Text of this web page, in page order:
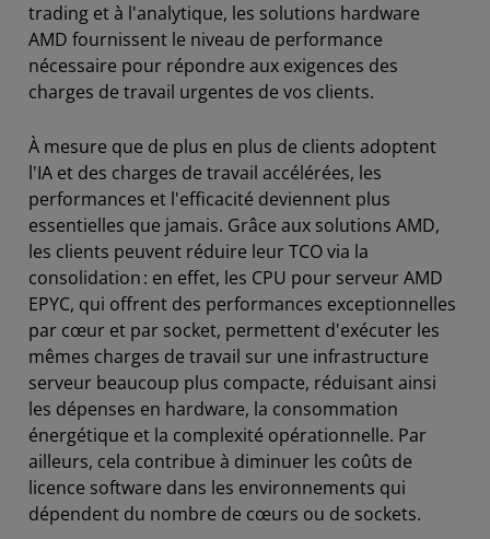
trading et à l'analytique, les solutions hardware
AMD fournissent le niveau de performance
nécessaire pour répondre aux exigences des
charges de travail urgentes de vos clients.
À mesure que de plus en plus de clients adoptent
l'IA et des charges de travail accélérées, les
performances et l'efficacité deviennent plus
essentielles que jamais. Grâce aux solutions AMD,
les clients peuvent réduire leur TCO via la
consolidation : en effet, les CPU pour serveur AMD
EPYC, qui offrent des performances exceptionnelles
par cœur et par socket, permettent d'exécuter les
mêmes charges de travail sur une infrastructure
serveur beaucoup plus compacte, réduisant ainsi
les dépenses en hardware, la consommation
énergétique et la complexité opérationnelle. Par
ailleurs, cela contribue à diminuer les coûts de
licence software dans les environnements qui
dépendent du nombre de cœurs ou de sockets.